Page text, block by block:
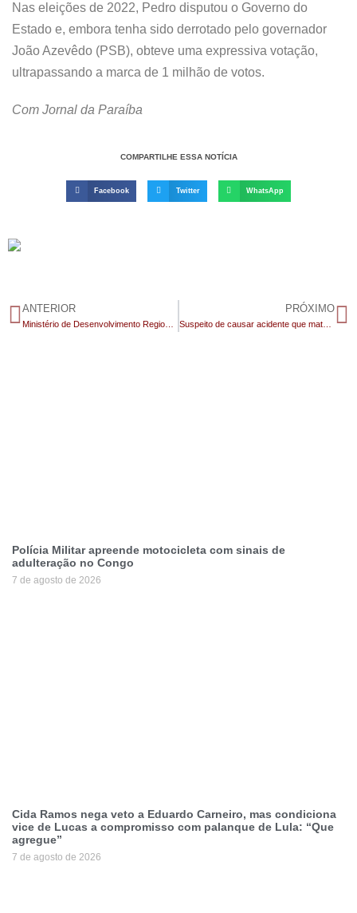
Nas eleições de 2022, Pedro disputou o Governo do
Estado e, embora tenha sido derrotado pelo governador
João Azevêdo (PSB), obteve uma expressiva votação,
ultrapassando a marca de 1 milhão de votos.
Com Jornal da Paraíba
COMPARTILHE ESSA NOTÍCIA
Facebook Twitter WhatsApp
ANTERIOR PRÓXIMO
Polícia Militar apreende motocicleta com sinais de
adulteração no Congo
7 de agosto de 2026
Cida Ramos nega veto a Eduardo Carneiro, mas condiciona
vice de Lucas a compromisso com palanque de Lula: “Que
agregue”
7 de agosto de 2026